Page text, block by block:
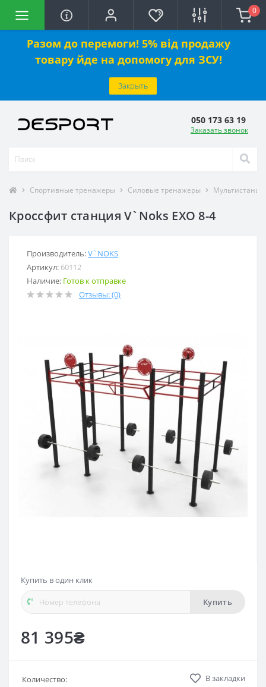
Разом до перемоги! 5% від продажу
товару йде на допомогу для ЗСУ!
Закрыть
0
050 173 63 19
Заказать звонок
Спортивные тренажеры Силовые тренажеры
Кроссфит станция V`Noks EXO 8-4
Производитель:V`NOKS
Артикул: 60112
Наличие: Готов к отправке
Отзывы: (0)
81 395₴
Купить в один клик
Купить
Количество:
В закладки